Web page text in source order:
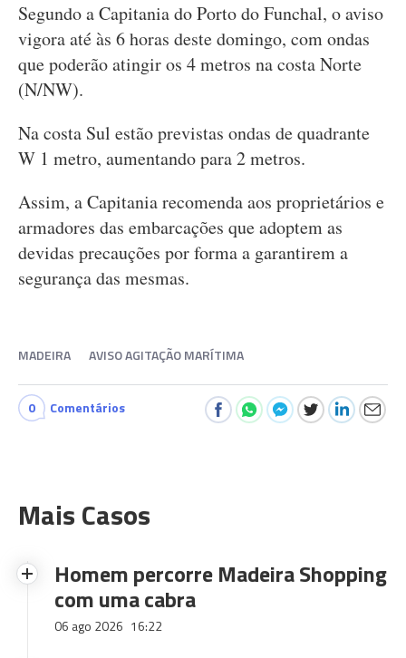
Segundo a Capitania do Porto do Funchal, o aviso
vigora até às 6 horas deste domingo, com ondas
que poderão atingir os 4 metros na costa Norte
(N/NW).
Na costa Sul estão previstas ondas de quadrante
W 1 metro, aumentando para 2 metros.
Assim, a Capitania recomenda aos proprietários e
armadores das embarcações que adoptem as
devidas precauções por forma a garantirem a
segurança das mesmas.
MADEIRA AVISO AGITAÇÃO MARÍTIMA
0 Comentários
Mais Casos
Homem percorre Madeira Shopping
com uma cabra
06 ago 2026 16:22